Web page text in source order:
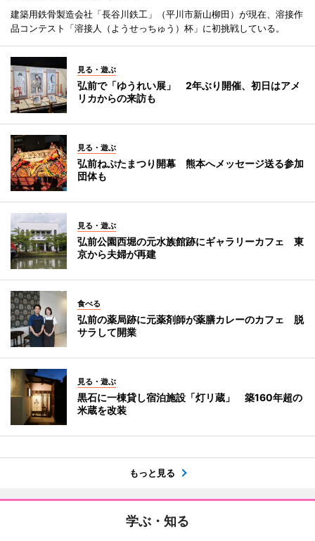
建築用鉄骨製造会社「長谷川鉄工」（平川市新山柳田）が現在、溶接作
品コンテスト「溶接人（ようせっちゅう）杯」に初挑戦している。
見る・遊ぶ
弘前で「ゆうれい展」 2年ぶり開催、初日はアメ
リカからの来訪も
見る・遊ぶ
弘前ねぷたまつり開幕 熊本へメッセージ送る参加
団体も
見る・遊ぶ
弘前公園西堀の元水族館跡にギャラリーカフェ 東
京から夫婦が再建
食べる
弘前の薬局跡に元薬剤師が薬膳カレーのカフェ 脱
サラして開業
見る・遊ぶ
黒石に一棟貸し宿泊施設「灯リ蔵」 築160年超の
米蔵を改装
もっと見る
学ぶ・知る